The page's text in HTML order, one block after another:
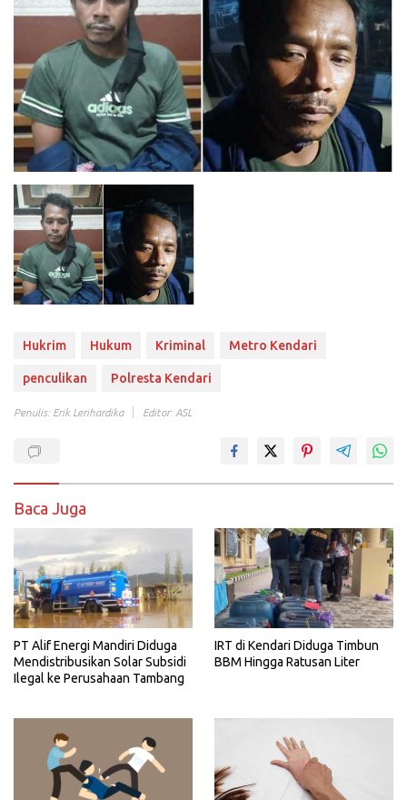
Hukrim Hukum Kriminal Metro Kendari
penculikan Polresta Kendari
Penulis: Erik Lerihardika Editor: ASL
Baca Juga
PT Alif Energi Mandiri Diduga
Mendistribusikan Solar Subsidi
Ilegal ke Perusahaan Tambang
IRT di Kendari Diduga Timbun
BBM Hingga Ratusan Liter